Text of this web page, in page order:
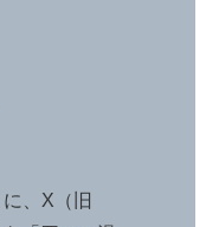
、X（旧